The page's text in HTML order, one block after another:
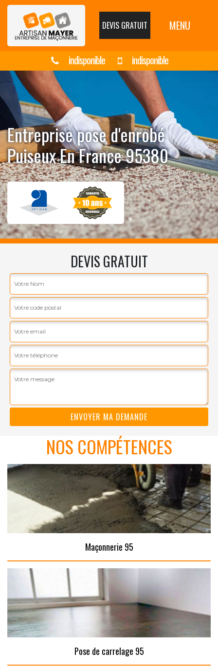
DEVIS GRATUIT MENU
indisponible indisponible
Entreprise pose d'enrobé
Puiseux En France 95380
DEVIS GRATUIT
NOS COMPÉTENCES
Maçonnerie 95
Pose de carrelage 95